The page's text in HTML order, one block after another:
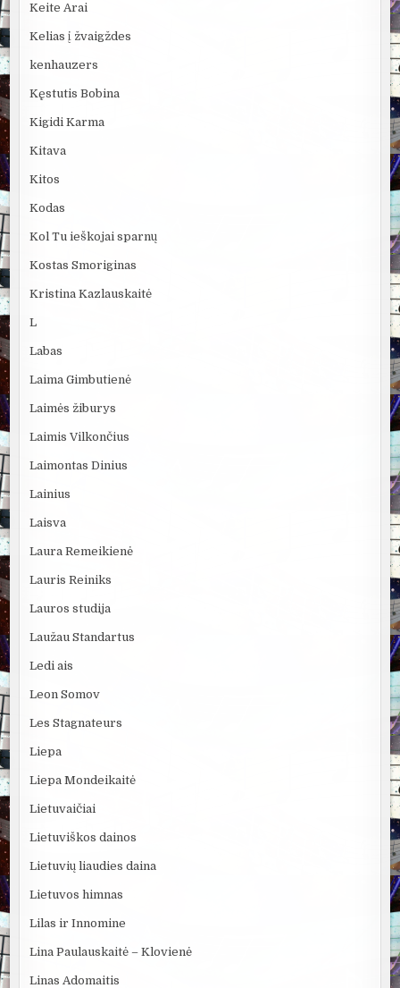
Keite Arai
Kelias į žvaigždes
kenhauzers
Kęstutis Bobina
Kigidi Karma
Kitava
Kitos
Kodas
Kol Tu ieškojai sparnų
Kostas Smoriginas
Kristina Kazlauskaitė
L
Labas
Laima Gimbutienė
Laimės žiburys
Laimis Vilkončius
Laimontas Dinius
Lainius
Laisva
Laura Remeikienė
Lauris Reiniks
Lauros studija
Laužau Standartus
Ledi ais
Leon Somov
Les Stagnateurs
Liepa
Liepa Mondeikaitė
Lietuvaičiai
Lietuviškos dainos
Lietuvių liaudies daina
Lietuvos himnas
Lilas ir Innomine
Lina Paulauskaitė – Klovienė
Linas Adomaitis